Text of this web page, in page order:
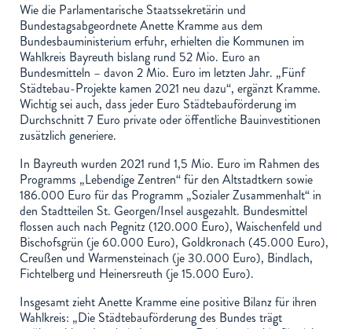
Wie die Parlamentarische Staatssekretärin und
Bundestagsabgeordnete Anette Kramme aus dem
Bundesbauministerium erfuhr, erhielten die Kommunen im
Wahlkreis Bayreuth bislang rund 52 Mio. Euro an
Bundesmitteln – davon 2 Mio. Euro im letzten Jahr. „Fünf
Städtebau-Projekte kamen 2021 neu dazu“, ergänzt Kramme.
Wichtig sei auch, dass jeder Euro Städtebauförderung im
Durchschnitt 7 Euro private oder öffentliche Bauinvestitionen
zusätzlich generiere.
In Bayreuth wurden 2021 rund 1,5 Mio. Euro im Rahmen des
Programms „Lebendige Zentren“ für den Altstadtkern sowie
186.000 Euro für das Programm „Sozialer Zusammenhalt“ in
den Stadtteilen St. Georgen/Insel ausgezahlt. Bundesmittel
flossen auch nach Pegnitz (120.000 Euro), Waischenfeld und
Bischofsgrün (je 60.000 Euro), Goldkronach (45.000 Euro),
Creußen und Warmensteinach (je 30.000 Euro), Bindlach,
Fichtelberg und Heinersreuth (je 15.000 Euro).
Insgesamt zieht Anette Kramme eine positive Bilanz für ihren
Wahlkreis: „Die Städtebauförderung des Bundes trägt